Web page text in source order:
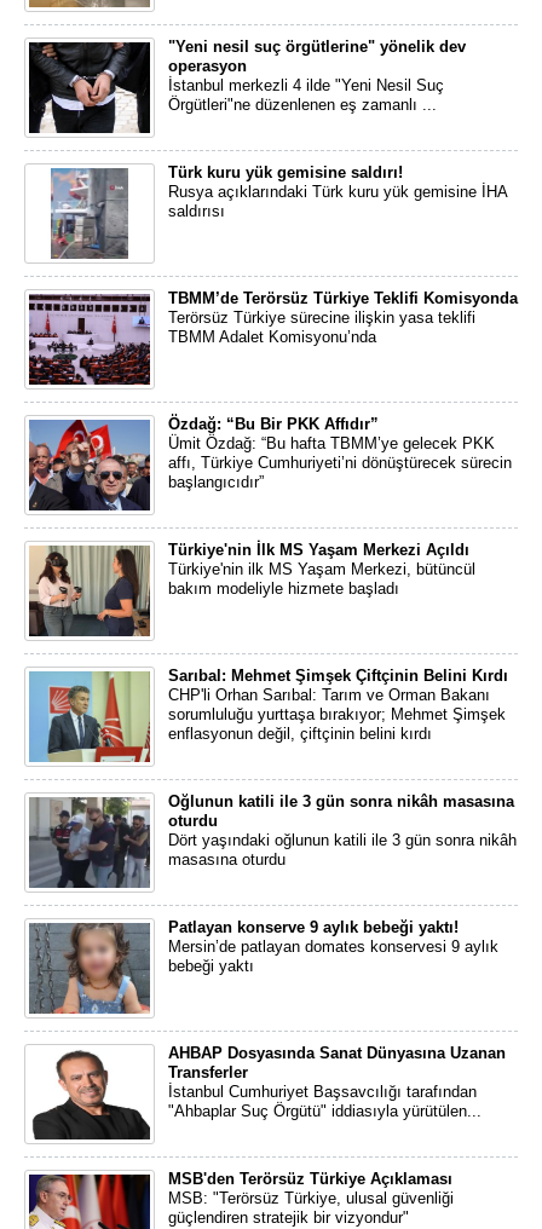
"Yeni nesil suç örgütlerine" yönelik dev
operasyon
İstanbul merkezli 4 ilde "Yeni Nesil Suç
Örgütleri"ne düzenlenen eş zamanlı ...
Türk kuru yük gemisine saldırı!
Rusya açıklarındaki Türk kuru yük gemisine İHA
saldırısı
TBMM’de Terörsüz Türkiye Teklifi Komisyonda
Terörsüz Türkiye sürecine ilişkin yasa teklifi
TBMM Adalet Komisyonu’nda
Özdağ: “Bu Bir PKK Affıdır”
Ümit Özdağ: “Bu hafta TBMM’ye gelecek PKK
affı, Türkiye Cumhuriyeti’ni dönüştürecek sürecin
başlangıcıdır”
Türkiye'nin İlk MS Yaşam Merkezi Açıldı
Türkiye'nin ilk MS Yaşam Merkezi, bütüncül
bakım modeliyle hizmete başladı
Sarıbal: Mehmet Şimşek Çiftçinin Belini Kırdı
CHP'li Orhan Sarıbal: Tarım ve Orman Bakanı
sorumluluğu yurttaşa bırakıyor; Mehmet Şimşek
enflasyonun değil, çiftçinin belini kırdı
Oğlunun katili ile 3 gün sonra nikâh masasına
oturdu
Dört yaşındaki oğlunun katili ile 3 gün sonra nikâh
masasına oturdu
Patlayan konserve 9 aylık bebeği yaktı!
Mersin’de patlayan domates konservesi 9 aylık
bebeği yaktı
AHBAP Dosyasında Sanat Dünyasına Uzanan
Transferler
İstanbul Cumhuriyet Başsavcılığı tarafından
"Ahbaplar Suç Örgütü" iddiasıyla yürütülen...
MSB'den Terörsüz Türkiye Açıklaması
MSB: "Terörsüz Türkiye, ulusal güvenliği
güçlendiren stratejik bir vizyondur"